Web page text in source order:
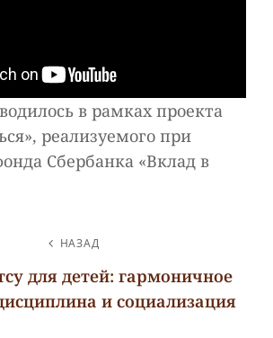
в рамках проекта
реализуемого при
Сбербанка «Вклад в
НАЗАД
для детей: гармоничное
и социализация